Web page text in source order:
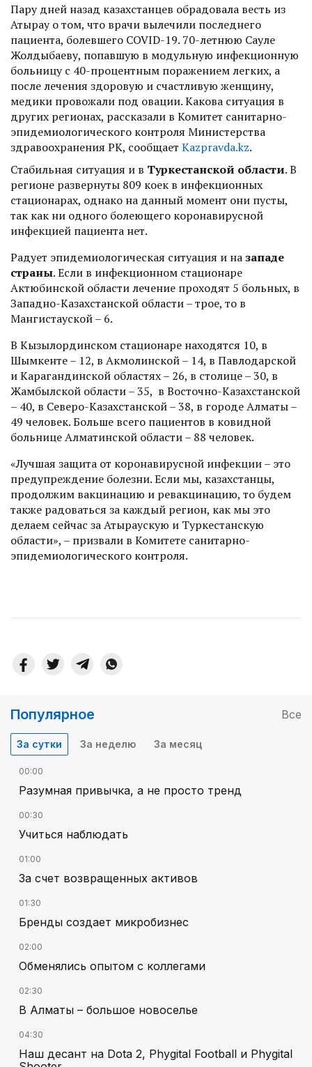
Пару дней назад казахстанцев обрадовала весть из
Атырау о том, что врачи вылечили последнего
пациента, болевшего СOVID-19. 70-летнюю Сауле
Жолдыбаеву, попавшую в модульную инфекционную
больницу с 40-процентным поражением легких, а
после лечения здоровую и счастливую женщину,
медики провожали под овации. Какова ситуация в
других регионах, рассказали в Комитет санитарно-
эпидемиологического контроля Министерства
здравоохранения РК, сообщает Kazpravda.kz.
Стабильная ситуация и в Туркестанской области. В
регионе развернуты 809 коек в инфекционных
стационарах, однако на данный момент они пусты,
так как ни одного болеющего коронавирусной
инфекцией пациента нет.
Радует эпидемиологическая ситуация и назападе
страны. Если в инфекционном стационаре
Актюбинской области лечение проходят 5 больных, в
Западно-Казахстанской области – трое, то в
Мангистауской – 6.
В Кызылординском стационаре находятся 10, в
Шымкенте – 12, в Акмолинской – 14, в Павлодарской
и Карагандинской областях – 26, в столице – 30, в
Жамбылской области – 35, в Восточно-Казахстанской
– 40, в Северо-Казахстанской – 38, в городе Алматы –
49 человек. Больше всего пациентов в ковидной
больнице Алматинской области – 88 человек.
«Лучшая защита от коронавирусной инфекции – это
предупреждение болезни. Если мы, казахстанцы,
продолжим вакцинацию и ревакцинацию, то будем
также радоваться за каждый регион, как мы это
делаем сейчас за Атыраускую и Туркестанскую
области», – призвали в Комитете санитарно-
эпидемиологического контроля.
Популярное Все
За сутки За неделю За месяц
00:00
Разумная привычка, а не просто тренд
00:30
Учиться наблюдать
01:00
За счет возвращенных активов
01:30
Бренды создает микробизнес
02:00
Обменялись опытом с коллегами
02:30
В Алматы – большое новоселье
04:30
Наш десант на Dota 2, Phygital Football и Phygital